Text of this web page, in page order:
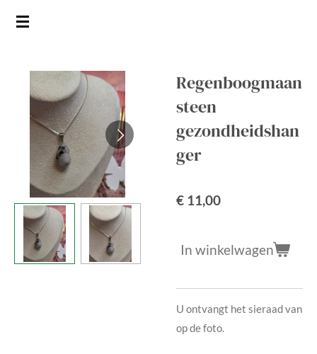
Ga
hoofdinhoud
Regenboogmaan
steen
gezondheidshan
ger
€ 11,00
In winkelwagen
U ontvangt het sieraad van
op de foto.